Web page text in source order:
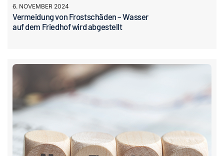
6. NOVEMBER 2024
Vermeidung von Frostschäden – Wasser
auf dem Friedhof wird abgestellt